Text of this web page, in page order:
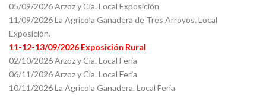
05/09/2026 Arzoz y Cia. Local Exposición
11/09/2026 La Agricola Ganadera de Tres Arroyos. Local
Exposición.
11-12-13/09/2026 Exposición Rural
02/10/2026 Arzoz y Cia. Local Feria
06/11/2026 Arzoz y Cia. Local Feria
10/11/2026 La Agricola Ganadera. Local Feria